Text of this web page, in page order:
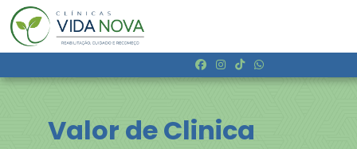
Valor de Clinica